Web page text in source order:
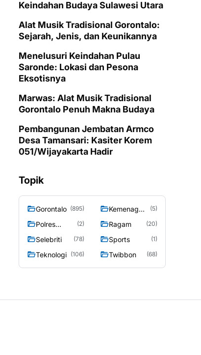
Keindahan Budaya Sulawesi Utara
Alat Musik Tradisional Gorontalo:
Sejarah, Jenis, dan Keunikannya
Menelusuri Keindahan Pulau
Saronde: Lokasi dan Pesona
Eksotisnya
Marwas: Alat Musik Tradisional
Gorontalo Penuh Makna Budaya
Pembangunan Jembatan Armco
Desa Tamansari: Kasiter Korem
051/Wijayakarta Hadir
Topik
Gorontalo (895)
Kemenag
(5)
Polres
(2) Ragam (20)
Selebriti (78) Sports (1)
Teknologi (106) Twibbon (68)